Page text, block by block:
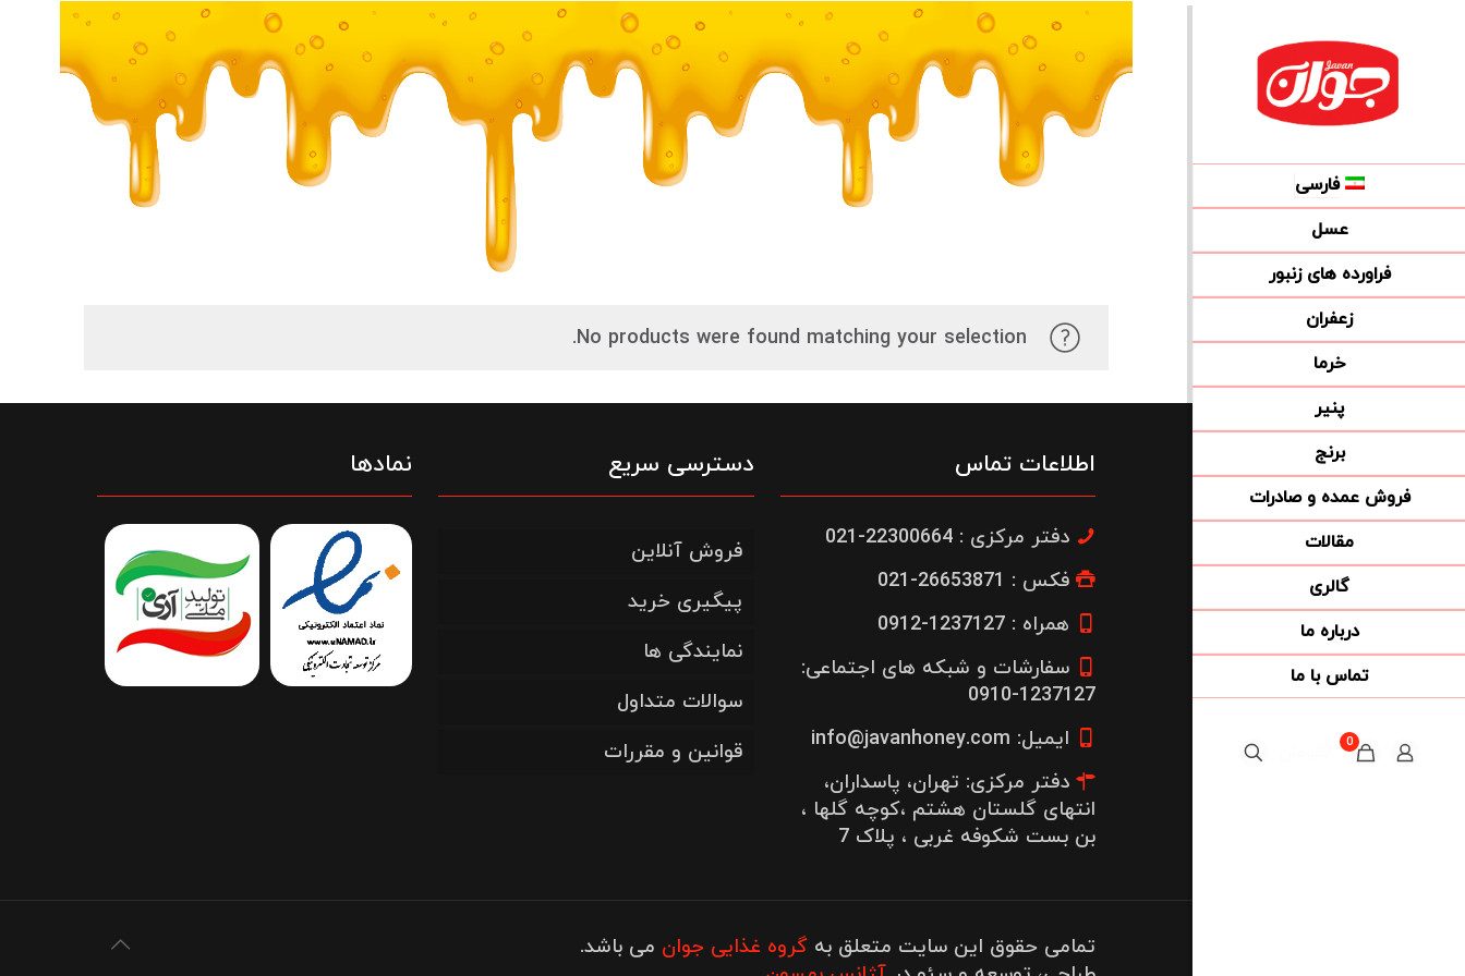
فارسی
عسل
فراورده های زنبور
زعفران
خرما
پنیر
برنج
فروش عمده و صادرات
مقالات
گالری
درباره ما
تماس با ما
0
No products were found matching your selection.
اطلاعات تماس
دفتر مرکزی : 22300664-021
فکس : 26653871-021
همراه : 1237127-0912
سفارشات و شبکه های اجتماعی:
1237127-0910
ایمیل: info@javanhoney.com
دفتر مرکزی: تهران، پاسداران،
انتهای گلستان هشتم ،کوچه گلها ،
بن بست شکوفه غربی ، پلاک 7
دسترسی سریع
فروش آنلاین
پیگیری خرید
نمایندگی ها
سوالات متداول
قوانین و مقررات
نمادها
تمامی حقوق این سایت متعلق به گروه غذایی جوان می باشد.